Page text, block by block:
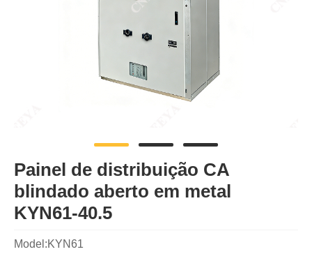
Painel de distribuição CA
blindado aberto em metal
KYN61-40.5
Model:KYN61